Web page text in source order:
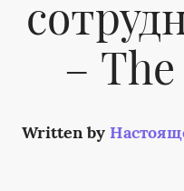
–
Written by